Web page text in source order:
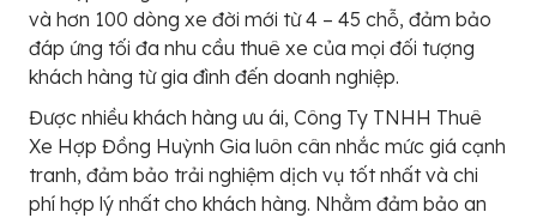
và hơn 100 dòng xe đời mới từ 4 – 45 chỗ, đảm bảo
đáp ứng tối đa nhu cầu thuê xe của mọi đối tượng
khách hàng từ gia đình đến doanh nghiệp.
Được nhiều khách hàng ưu ái, Công Ty TNHH Thuê
Xe Hợp Đồng Huỳnh Gia luôn cân nhắc mức giá cạnh
tranh, đảm bảo trải nghiệm dịch vụ tốt nhất và chi
phí hợp lý nhất cho khách hàng. Nhằm đảm bảo an